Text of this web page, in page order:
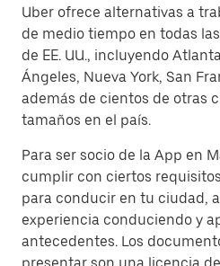
Uber ofrece alternativas a
de medio tiempo en todas
de EE. UU., incluyendo
Ángeles, Nueva York, San
además de cientos de otras
tamaños en el país.
Para ser socio de la App en
cumplir con ciertos
para conducir en tu ciudad,
experiencia conduciendo y
antecedentes. Los